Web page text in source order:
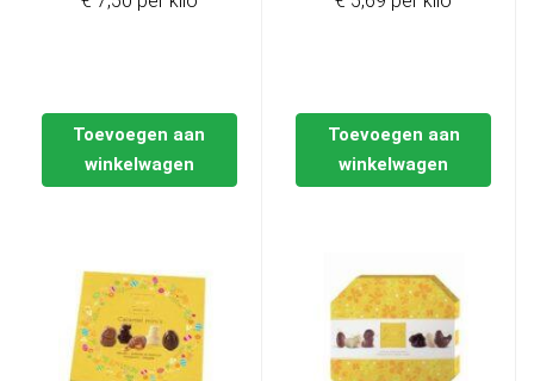
was:
Toevoegen aan
winkelwagen
was:
Toevoegen aan
winkelwagen